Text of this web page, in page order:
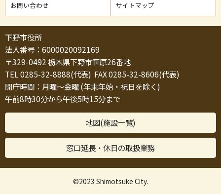
お問い合わせ サイトマップ
下野市役所
法人番号：6000020092169
〒329-0492 栃木県下野市笹原26番地
TEL 0285-32-8888(代表) FAX 0285-32-8606(代表)
開庁時間：月曜～金曜 (年末年始・祝日を除く)
午前8時30分から午後5時15分まで
地図(施設一覧)
窓口延長・休日の取扱業務
©2023 Shimotsuke City.